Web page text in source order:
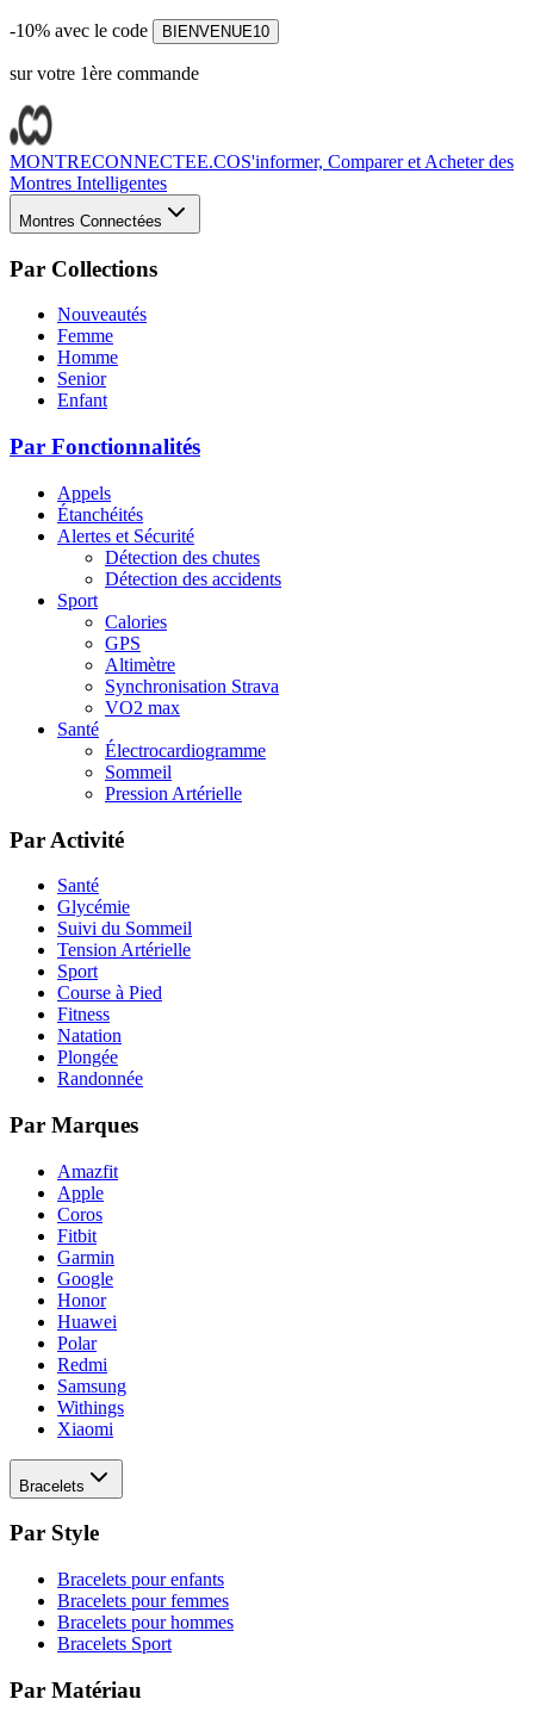
-10% avec le code BIENVENUE10
sur votre 1ère commande
MONTRECONNECTEE.COS'informer, Comparer et Acheter des
Montres Intelligentes
Montres Connectées
Par Collections
Nouveautés
Femme
Homme
Senior
Enfant
Par Fonctionnalités
Appels
Étanchéités
Alertes et Sécurité
Détection des chutes
Détection des accidents
Sport
Calories
GPS
Altimètre
Synchronisation Strava
VO2 max
Santé
Électrocardiogramme
Sommeil
Pression Artérielle
Par Activité
Santé
Glycémie
Suivi du Sommeil
Tension Artérielle
Sport
Course à Pied
Fitness
Natation
Plongée
Randonnée
Par Marques
Amazfit
Apple
Coros
Fitbit
Garmin
Google
Honor
Huawei
Polar
Redmi
Samsung
Withings
Xiaomi
Bracelets
Par Style
Bracelets pour enfants
Bracelets pour femmes
Bracelets pour hommes
Bracelets Sport
Par Matériau